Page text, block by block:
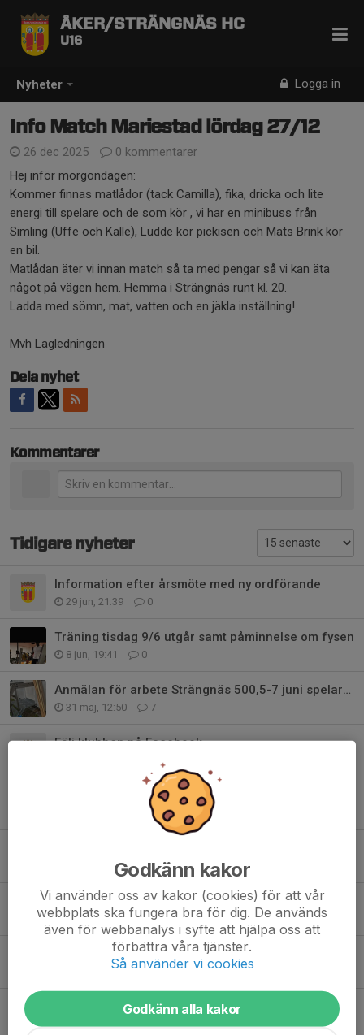
Nyheter Logga in
ÅKER/STRÄNGNÄS HC
U16
Info Match Mariestad lördag 27/12
26 dec 2025
0 kommentarer
Hej inför morgondagen:
Kommer finnas matlådor (tack Camilla), fika, dricka och lite
energi till spelare och de som kör , vi har en minibuss från
Simling (Uffe och Kalle), Ludde kör pickisen och Mats Brink kör
en bil.
Matlådan äter vi innan match så ta med pengar så vi kan äta
något på vägen hem. Hemma i Strängnäs runt kl. 20.
Ladda med sömn, mat, vatten och en jäkla inställning!
Mvh Lagledningen
Dela nyhet
Kommentarer
Tidigare nyheter
Information efter årsmöte med ny ordförande
29 jun, 21:39 0
Träning tisdag 9/6 utgår samt påminnelse om fysen
8 jun, 19:41 0
Anmälan för arbete Strängnäs 500,5-7 juni spelarpott
31 maj, 12:50 7
Följ klubben på Facebook
Äntligen dags för försäljning!
3
5 mar, 11:02 0
Viktiga och roliga nyheter, förlängd säsong !
26 feb, 06:11 0
Kiosken V6
28 jan, 08:06 1
Utvecklingscamp i Enköping 21/2
27 jan, 09:32 3
Godkänn kakor
Vi använder oss av kakor (cookies) för att vår
webbplats ska fungera bra för dig. De används
även för webbanalys i syfte att hjälpa oss att
förbättra våra tjänster.
Så använder vi cookies
Godkänn alla kakor